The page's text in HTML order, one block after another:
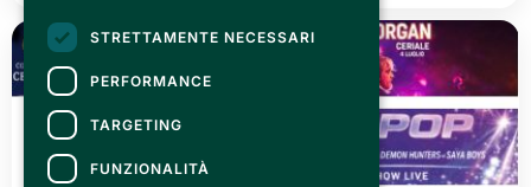
STRETTAMENTE NECESSARI
PERFORMANCE
TARGETING
FUNZIONALITÀ